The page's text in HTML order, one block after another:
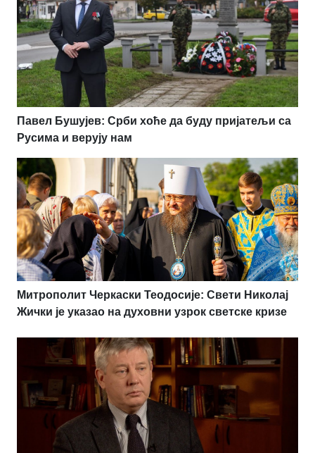
Павел Бушујев: Срби хоће да буду пријатељи са
Русима и верују нам
Митрополит Черкаски Теодосије: Свети Николај
Жички је указао на духовни узрок светске кризе